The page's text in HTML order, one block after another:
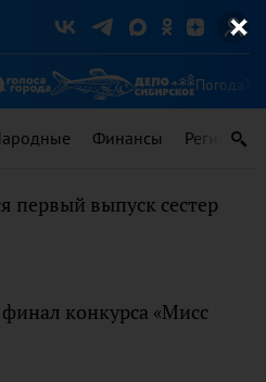
Погода
Финансы Регионы
первый выпуск сестер
финал конкурса «Мисс